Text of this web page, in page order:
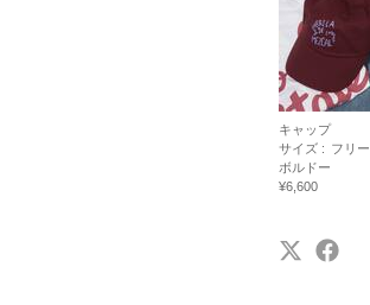
キャップ
サイズ : フリー
ボルドー
¥6,600